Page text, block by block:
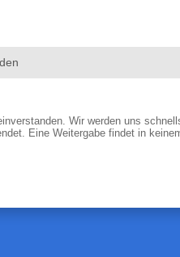
Wir werden uns
Eine Weitergabe findet in